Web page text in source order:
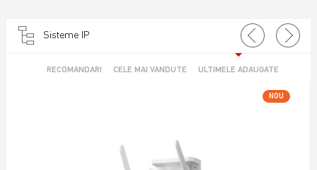
Sisteme IP
RECOMANDARI CELE MAI VANDUTE ULTIMELE ADAUGATE
NOU